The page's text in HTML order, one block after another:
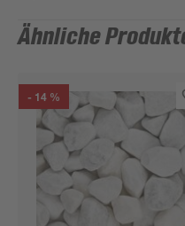
Ähnliche
- 14 %